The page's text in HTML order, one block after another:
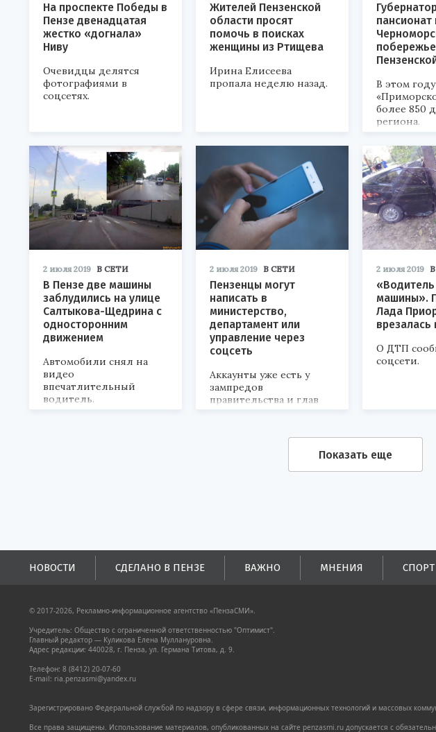
На проспекте Победы в
Пензе двенадцатая
жестко «догнала»
Ниву
Очевидцы делятся
фотографиями в
соцсетях.
Жителей Пензенской
области просят
помочь в поисках
женщины из Ртищева
Ирина Елисеева
пропала неделю назад.
пансионат
В этом
более 850
региона.
2 июля 2019 В СЕТИ
В Пензе две машины
заблудились на улице
Салтыкова-Щедрина с
односторонним
движением
Автомобили снял на
видео
впечатлительный
водитель.
2 июля 2019 В СЕТИ
Пензенцы могут
написать в
министерство,
департамент или
управление через
соцсеть
Аккаунты уже есть у
зампредов
правительства и глав
министерств.
2 июля 2019
машины».
Лада
врезалась
О ДТП
соцсети.
Показать еще
НОВОСТИ СДЕЛАНО В ПЕНЗЕ ВАЖНО МНЕНИЯ СПОРТ
© 2017-2026, Рекламно-информационное агентство «ПензаСМИ».
Учредитель: Общество с ограниченной ответственностью "Оптимист".
Главный редактор — Куликова Елена Муллануровна.
Адрес редакции: 440028, г. Пенза, ул. Германа Титова, д. 9.
Телефон: 8 (8412) 20-07-60
E-mail: ria.penzasmi@yandex.ru
Зарегистрировано Федеральной службой по надзору в сфере связи, информационных технологий и массовых
Все права защищены. Использование материалов, опубликованных на сайте penzasmi.ru допускается с